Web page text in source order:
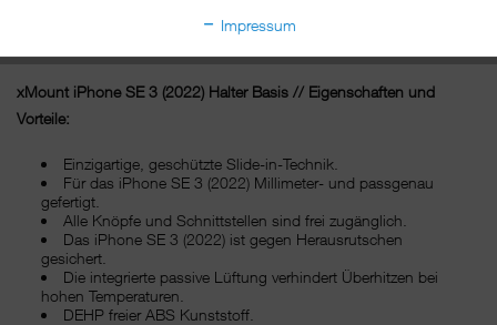
Oberflächen befestigen. xMount@Boot, damit Sie auch auf dem
xMount iPhone SE 3 (2022) Halter Basis // Eigenschaften und
Vorteile:
Einzigartige, geschützte Slide-in-Technik.
Für das iPhone SE 3 (2022) Millimeter- und passgenau
gefertigt.
Alle Knöpfe und Schnittstellen sind frei zugänglich.
Das iPhone SE 3 (2022) ist gegen Herausrutschen
gesichert.
Die integrierte passive Lüftung verhindert Überhitzen bei
hohen Temperaturen.
DEHP freier ABS Kunststoff.
Impressum